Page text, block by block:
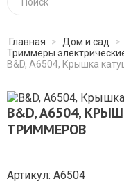
Главная > Дом и сад >
Триммеры
B&D, A6504, Крышка
B&D, A6504,
ТРИММЕРОВ
Артикул: A6504